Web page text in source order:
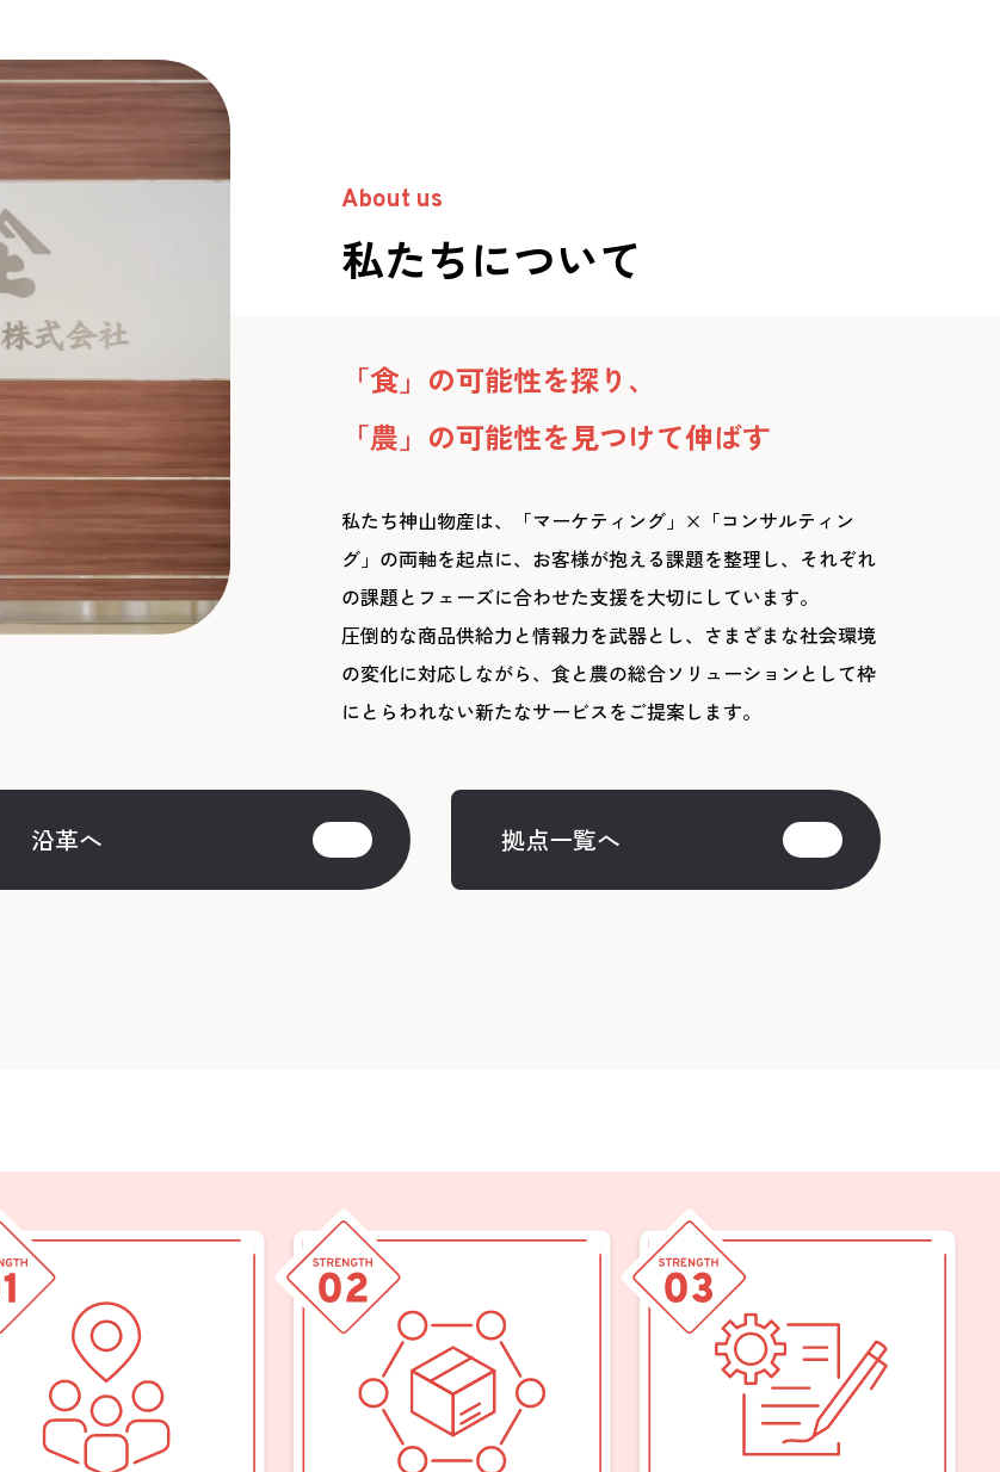
About us
私たちについて
「食」の可能性を探り、
「農」の可能性を見つけて伸ばす
私たち神山物産は、「マーケティング」×「コンサルティン
グ」の両軸を起点に、お客様が抱える課題を整理し、それぞれ
の課題とフェーズに合わせた支援を大切にしています。
圧倒的な商品供給力と情報力を武器とし、さまざまな社会環境
の変化に対応しながら、食と農の総合ソリューションとして枠
にとらわれない新たなサービスをご提案します。
沿革へ 拠点一覧へ